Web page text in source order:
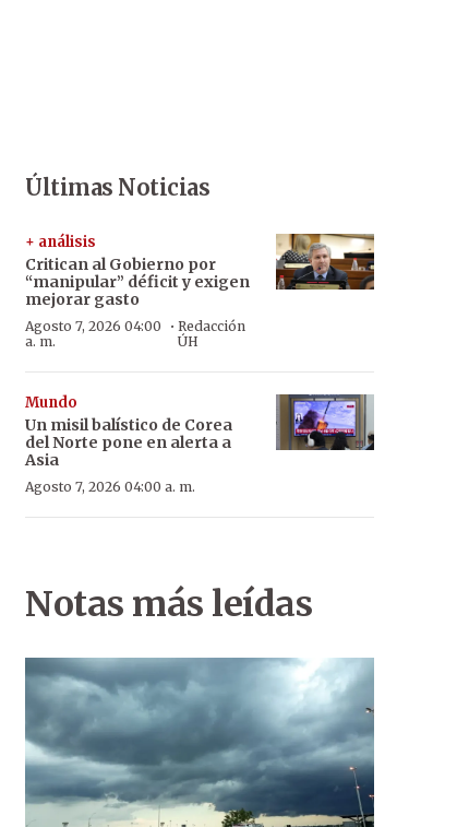
Últimas Noticias
+ análisis
Critican al Gobierno por
“manipular” déficit y exigen
mejorar gasto
Agosto 7, 2026 04:00
a. m.
· Redacción
ÚH
Mundo
Un misil balístico de Corea
del Norte pone en alerta a
Asia
Agosto 7, 2026 04:00 a. m.
Notas más leídas